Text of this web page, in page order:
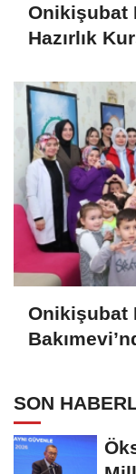
Onikişubat
Hazırlık
Onikişubat
SON